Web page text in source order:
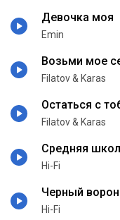
Девочка моя
Emin
Возьми мое
Filatov & Karas
Остаться с
Filatov & Karas
Средняя
Hi-Fi
Черный ворон
Hi-Fi